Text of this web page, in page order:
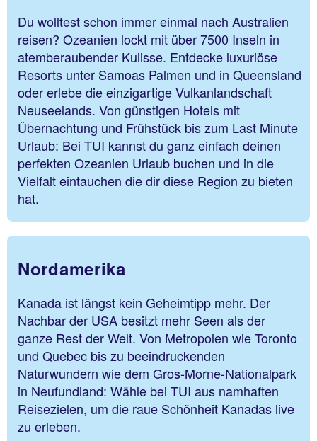
Du wolltest schon immer einmal nach Australien
reisen? Ozeanien lockt mit über 7500 Inseln in
atemberaubender Kulisse. Entdecke luxuriöse
Resorts unter Samoas Palmen und in Queensland
oder erlebe die einzigartige Vulkanlandschaft
Neuseelands. Von günstigen Hotels mit
Übernachtung und Frühstück bis zum Last Minute
Urlaub: Bei TUI kannst du ganz einfach deinen
perfekten Ozeanien Urlaub buchen und in die
Vielfalt eintauchen die dir diese Region zu bieten
hat.
Nordamerika
Kanada ist längst kein Geheimtipp mehr. Der
Nachbar der USA besitzt mehr Seen als der
ganze Rest der Welt. Von Metropolen wie Toronto
und Quebec bis zu beeindruckenden
Naturwundern wie dem Gros-Morne-Nationalpark
in Neufundland: Wähle bei TUI aus namhaften
Reisezielen, um die raue Schönheit Kanadas live
zu erleben.